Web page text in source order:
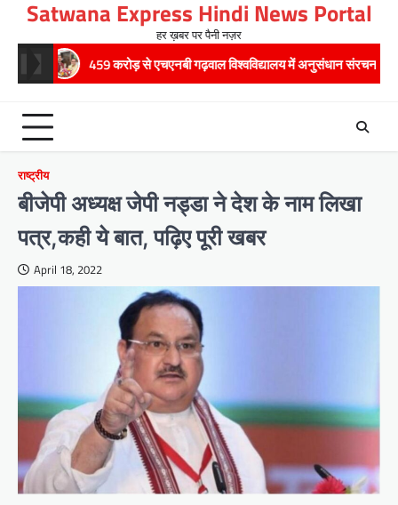
content
Satwana Express Hindi News Portal
हर ख़बर पर पैनी नज़र
करोड़ से एचएनबी गढ़वाल विश्वविद्यालय में अनुसंधान संरचना होगी सुदृढ,उच्च शिक्षा
राष्ट्रीय
बीजेपी अध्यक्ष जेपी नड्डा ने देश के नाम लिखा
पत्र,कही ये बात, पढ़िए पूरी खबर
April 18, 2022